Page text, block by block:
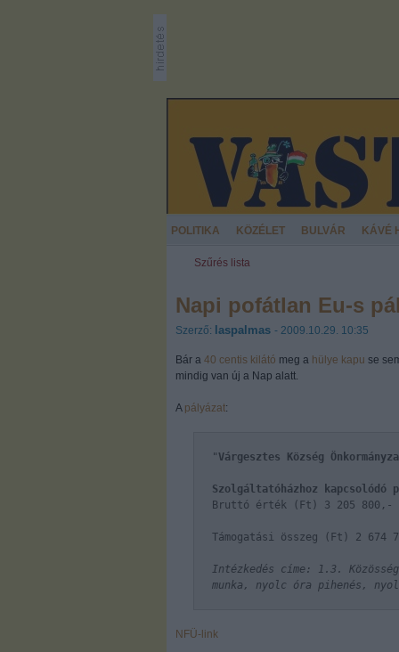
POLITIKA KÖZÉLET BULVÁR KÁVÉ
Szűrés lista
Napi pofátlan Eu-s
Szerző: laspalmas - 2009.10.29. 10:35
Bár a 40 centis kilátó meg a hülye kapu se
mindig van új a Nap alatt.
A pályázat:
"Várgesztes Község
Szolgáltatóházhoz kapcsolódó
Bruttó érték (Ft) 3 205 800,-
Támogatási összeg (Ft) 2 674
Intézkedés címe: 1.3.
munka, nyolc óra pihenés,
NFÜ-link